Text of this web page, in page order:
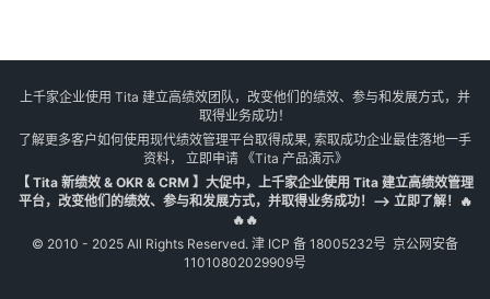
上千家企业使用 Tita 建立高绩效团队，改变他们的绩效、参与和发展方式，并
取得业务成功！
了解更多客户如何使用现代绩效管理平台取得成果, 索取成功企业最佳落地一手
资料， 立即申请《Tita 产品演示》
【 Tita 新绩效 & OKR & CRM 】大促中，上千家企业使用 Tita 建立高绩效管理
平台，改变他们的绩效、参与和发展方式，并取得业务成功！--> 立即了解！🔥
🔥🔥
© 2010 - 2025 All Rights Reserved. 津 ICP 备 18005232号 京公网安备
11010802029909号